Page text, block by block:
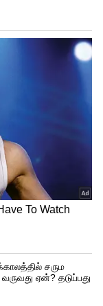
பேச்சுக்கு
இவங்க